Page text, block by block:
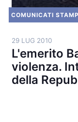
COMUNICATI
29 LUG 2010
L'emerito
violenza.
della